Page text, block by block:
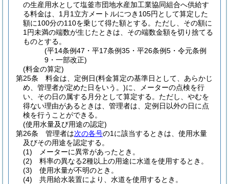
の生産用水として塩釜市団地水産加工業協同組合へ供給す
る料金は、1月1立方メートルにつき105円として算定した
額に100分の110を乗じて得た額とする。 ただし、その額に
1円未満の端数が生じたときは、その端数金額を切り捨てる
ものとする。
(平14条例47・平17条例35・平26条例5・令元条例
9・一部改正)
(料金の算定)
第25条
料金は、定例日(料金算定の基準日として、あらかじ
め、管理者が定めた日をいう。)に、メーターの点検を行
い、その日の属する月分として算定する。 ただし、やむを
得ない理由があるときは、管理者は、定例日以外の日に点
検を行うことができる。
(使用水量及び用途の認定)
第26条
管理者は次の各号の1に該当するときは、使用水量
及びその用途を認定する。
(1)
メーターに異常があったとき。
(2)
料率の異なる2種以上の用途に水道を使用するとき。
(3)
使用水量が不明のとき。
(4)
共用給水装置により、水道を使用するとき。